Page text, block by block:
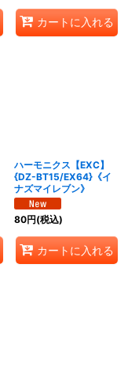
カートに入れる
ハーモニクス【EXC】
{DZ-BT15/EX64}《イ
ナズマイレブン》
80円(税込)
カートに入れる